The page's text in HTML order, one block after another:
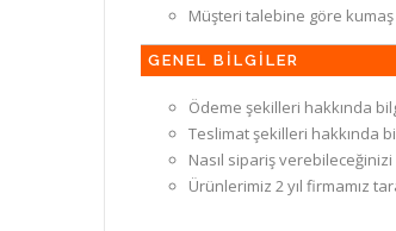
Müşteri talebine göre
GENEL BİLGİLER
Ödeme şekilleri hakkında
Teslimat şekilleri hakkında
Nasıl sipariş
Ürünlerimiz 2 yıl firmamız